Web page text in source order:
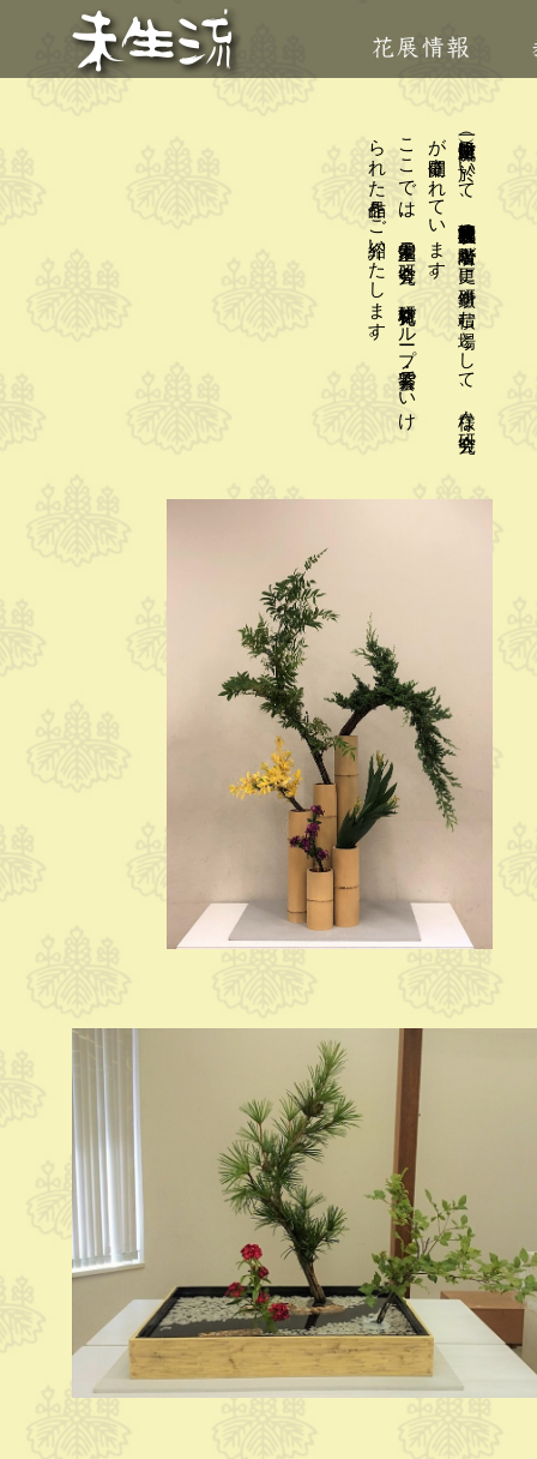
（一財）未生流會館に
於い
て
、
師範免状取得者以上の
階級者が
更に
研鑽を
積む
場と
し
て
、
様々な
研究会
が
開催さ
れ
て
い
ま
す
。
こ
こ
で
は
、
家元主催の
研究会と
、
格花研究グ
ル
ープ
・紫雲会で
い
け
ら
れ
た
作品を
ご
紹介い
た
し
ま
す
。